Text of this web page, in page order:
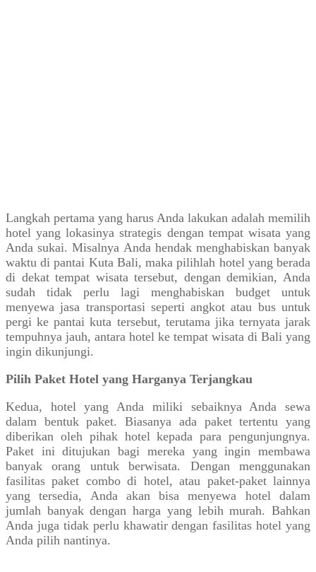
Langkah pertama yang harus Anda lakukan adalah memilih
hotel yang lokasinya strategis dengan tempat wisata yang
Anda sukai. Misalnya Anda hendak menghabiskan banyak
waktu di pantai Kuta Bali, maka pilihlah hotel yang berada
di dekat tempat wisata tersebut, dengan demikian, Anda
sudah tidak perlu lagi menghabiskan budget untuk
menyewa jasa transportasi seperti angkot atau bus untuk
pergi ke pantai kuta tersebut, terutama jika ternyata jarak
tempuhnya jauh, antara hotel ke tempat wisata di Bali yang
ingin dikunjungi.
Pilih Paket Hotel yang Harganya Terjangkau
Kedua, hotel yang Anda miliki sebaiknya Anda sewa
dalam bentuk paket. Biasanya ada paket tertentu yang
diberikan oleh pihak hotel kepada para pengunjungnya.
Paket ini ditujukan bagi mereka yang ingin membawa
banyak orang untuk berwisata. Dengan menggunakan
fasilitas paket combo di hotel, atau paket-paket lainnya
yang tersedia, Anda akan bisa menyewa hotel dalam
jumlah banyak dengan harga yang lebih murah. Bahkan
Anda juga tidak perlu khawatir dengan fasilitas hotel yang
Anda pilih nantinya.